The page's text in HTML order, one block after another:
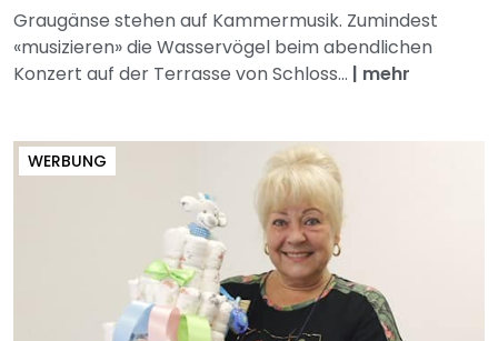
Graugänse stehen auf Kammermusik. Zumindest
«musizieren» die Wasservögel beim abendlichen
Konzert auf der Terrasse von Schloss... | mehr
WERBUNG